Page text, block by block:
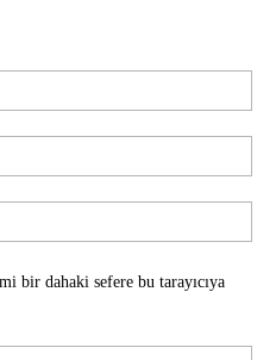
bir dahaki sefere bu tarayıcıya